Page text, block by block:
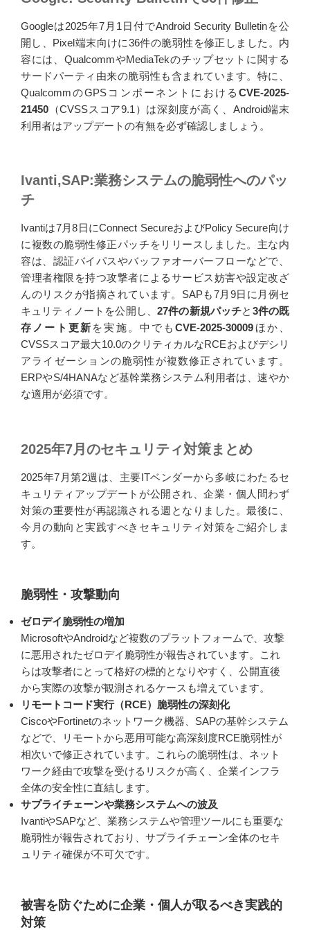
Googleは2025年7月1日付でAndroid Security Bulletinを公
開し、Pixel端末向けに36件の脆弱性を修正しました。内
容には、QualcommやMediaTekのチップセットに関する
サードパーティ由来の脆弱性も含まれています。特に、
QualcommのGPSコンポーネントにおける CVE-2025-
21450 （CVSSスコア9.1）は深刻度が高く、Android端末
利用者はアップデートの有無を必ず確認しましょう。
Ivanti,SAP:業務システムの脆弱性へのパッ
チ
Ivantiは7月8日にConnect SecureおよびPolicy Secure向け
に複数の脆弱性修正パッチをリリースしました。主な内
容は、認証バイパスやバッファオーバーフローなどで、
管理者権限を持つ攻撃者によるサービス妨害や設定改ざ
んのリスクが指摘されています。SAPも7月9日に月例セ
キュリティノートを公開し、27件の新規パッチと 3件の既
存ノート更新 を実施。中でもCVE-2025-30009ほか、
CVSSスコア最大10.0のクリティカルなRCEおよびデシリ
アライゼーションの脆弱性が複数修正されています。
ERPやS/4HANAなど基幹業務システム利用者は、速やか
な適用が必須です。
2025年7月のセキュリティ対策まとめ
2025年7月第2週は、主要ITベンダーから多岐にわたるセ
キュリティアップデートが公開され、企業・個人問わず
対策の重要性が再認識される週となりました。最後に、
今月の動向と実践すべきセキュリティ対策をご紹介しま
す。
脆弱性・攻撃動向
ゼロデイ脆弱性の増加
MicrosoftやAndroidなど複数のプラットフォームで、攻撃
に悪用されたゼロデイ脆弱性が報告されています。これ
らは攻撃者にとって格好の標的となりやすく、公開直後
から実際の攻撃が観測されるケースも増えています。
リモートコード実行（RCE）脆弱性の深刻化
CiscoやFortinetのネットワーク機器、SAPの基幹システム
などで、リモートから悪用可能な高深刻度RCE脆弱性が
相次いで修正されています。これらの脆弱性は、ネット
ワーク経由で攻撃を受けるリスクが高く、企業インフラ
全体の安全性に直結します。
サプライチェーンや業務システムへの波及
IvantiやSAPなど、業務システムや管理ツールにも重要な
脆弱性が報告されており、サプライチェーン全体のセキ
ュリティ確保が不可欠です。
被害を防ぐために企業・個人が取るべき実践的
対策